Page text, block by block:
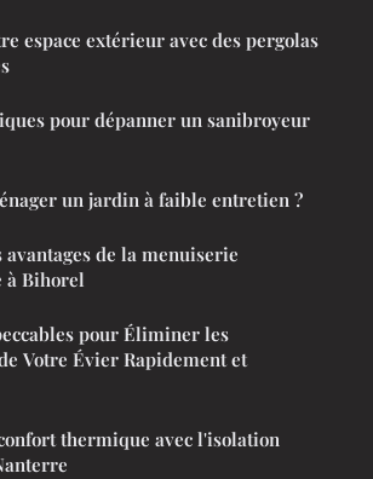
espace extérieur avec des pergolas
pour dépanner un sanibroyeur
un jardin à faible entretien ?
avantages de la menuiserie
à Bihorel
pour Éliminer les
Votre Évier Rapidement et
thermique avec l'isolation